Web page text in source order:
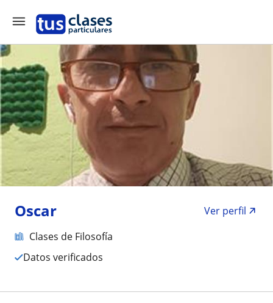
Oscar
Ver perfil
Clases de Filosofía
Datos verificados